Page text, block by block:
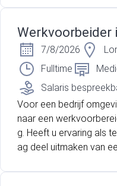
t de Nationale Loterij.
deze dynamische
Werkvoorbeider
7/8/2026
Fulltime
Salaris
Voor een bedrijf
naar een
g. Heeft u ervaring als
ag deel uitmaken van
snel verder!